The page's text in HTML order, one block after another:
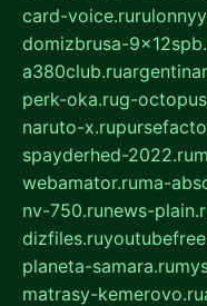
card-voice.ru
domizbrusa-
a380club.ru
perk-oka.rug-
naruto-x.ru
spayderhed-2022.ru
webamator.ruma-
nv-750.runews-
dizfiles.ru
planeta-samara.ru
matrasy-kemerovo.ru